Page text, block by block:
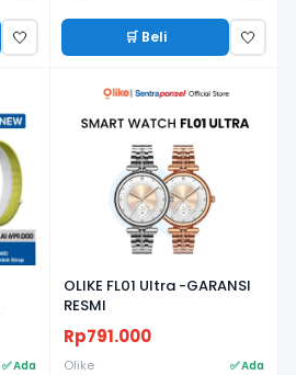
🤍 🛒 Beli 🤍
✅ Ada
OLIKE FL01 Ultra -GARANSI
RESMI
Rp791.000
Olike ✅ Ada